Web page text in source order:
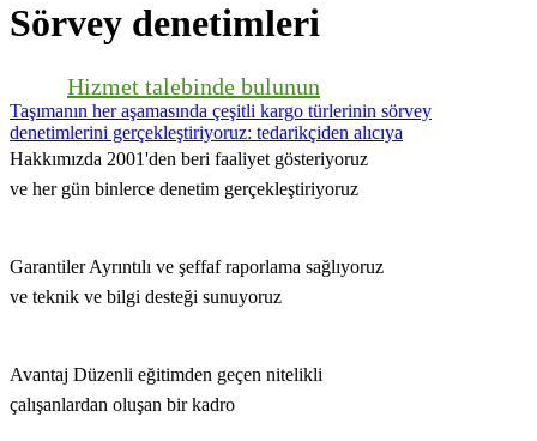
Sörvey denetimleri
Hizmet talebinde bulunun
Taşımanın her aşamasında çeşitli kargo türlerinin sörvey
denetimlerini gerçekleştiriyoruz: tedarikçiden alıcıya
Hakkımızda 2001'den beri faaliyet gösteriyoruz
ve her gün binlerce denetim gerçekleştiriyoruz
Garantiler Ayrıntılı ve şeffaf raporlama sağlıyoruz
ve teknik ve bilgi desteği sunuyoruz
Avantaj Düzenli eğitimden geçen nitelikli
çalışanlardan oluşan bir kadro